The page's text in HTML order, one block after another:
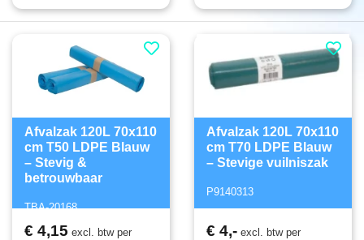
Afvalzak 120L 70x110
cm T50 LDPE Blauw
– Stevig &
betrouwbaar
TBA-20168
€ 4,15 excl. btw per
Afvalzak 120L 70x110
cm T70 LDPE Blauw
– Stevige vuilniszak
P9140313
€ 4,- excl. btw per